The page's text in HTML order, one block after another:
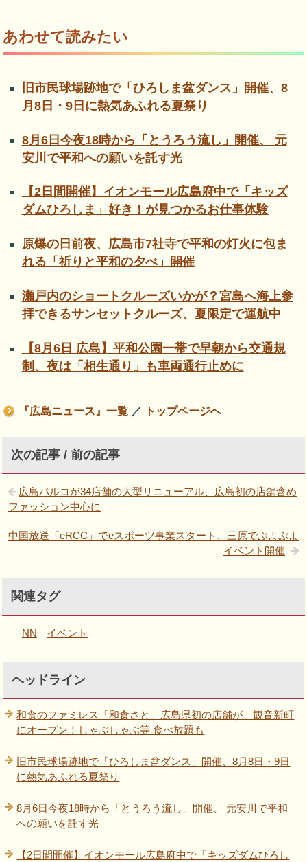
あわせて読みたい
旧市民球場跡地で「ひろしま盆ダンス」開催、8
月8日・9日に熱気あふれる夏祭り
8月6日今夜18時から「とうろう流し」開催、 元
安川で平和への願いを託す光
【2日間開催】イオンモール広島府中で「キッズ
ダムひろしま」好き！が見つかるお仕事体験
原爆の日前夜、広島市7社寺で平和の灯火に包ま
れる「祈りと平和の夕べ」開催
瀬戸内のショートクルーズいかが？宮島へ海上参
拝できるサンセットクルーズ、夏限定で運航中
【8月6日 広島】平和公園一帯で早朝から交通規
制、夜は「相生通り」も車両通行止めに
『広島ニュース』一覧 ／ トップページへ
次の記事 / 前の記事
広島パルコが34店舗の大型リニューアル、広島初の店舗含め
ファッション中心に
中国放送「eRCC」でeスポーツ事業スタート、三原でぷよぷよ
イベント開催
関連タグ
NN イベント
ヘッドライン
和食のファミレス「和食さと」広島県初の店舗が、観音新町
にオープン！しゃぶしゃぶ等 食べ放題も
旧市民球場跡地で「ひろしま盆ダンス」開催、8月8日・9日
に熱気あふれる夏祭り
8月6日今夜18時から「とうろう流し」開催、 元安川で平和
への願いを託す光
【2日間開催】イオンモール広島府中で「キッズダムひろし